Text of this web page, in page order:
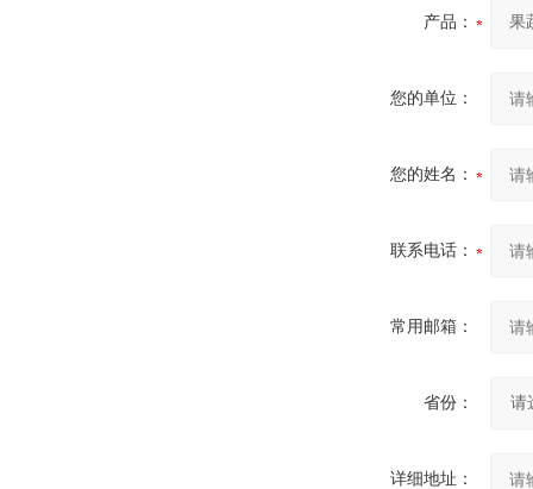
产品：
您的单位：
您的姓名：
联系电话：
常用邮箱：
省份：
详细地址：